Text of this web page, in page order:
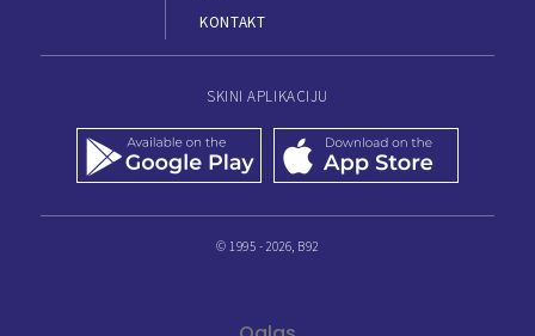
KONTAKT
SKINI APLIKACIJU
© 1995 - 2026, B92